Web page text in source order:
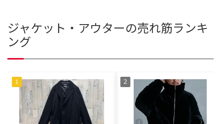
ジャケット・アウターの売れ筋ランキ
ング